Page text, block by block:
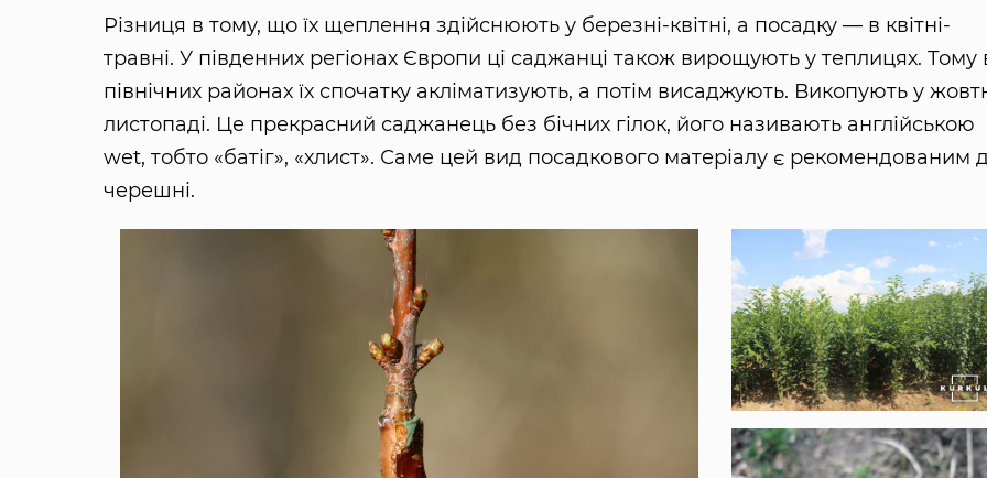
Різниця в тому, що їх щеплення здійснюють у березні-квітні, а посадку — в квітні-
травні. У південних регіонах Європи ці саджанці також вирощують у теплицях. Тому
північних районах їх спочатку акліматизують, а потім висаджують. Викопують у
листопаді. Це прекрасний саджанець без бічних гілок, його називають англійською
wet, тобто «батіг», «хлист». Саме цей вид посадкового матеріалу є рекомендованим
черешні.